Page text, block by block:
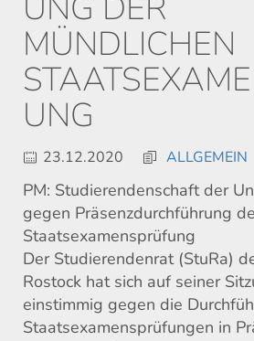
MÜNDLICHEN
UNG
23.12.2020 ALLGEMEIN
PM: Studierendenschaftder
gegen Präsenzdurchführung
Staatsexamensprüfung
Der Studierendenrat (StuRa)
Rostock hat sich auf seiner
einstimmig gegen die
Staatsexamensprüfungen in